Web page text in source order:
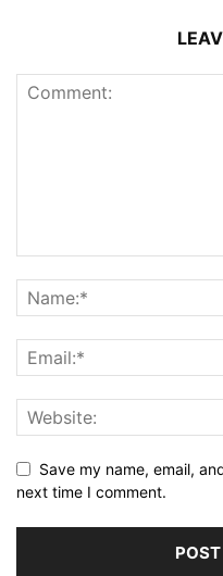
Save my name, email,
next time I comment.